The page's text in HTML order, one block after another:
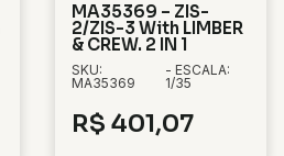
MA35369 – ZIS-
2/ZIS-3 With LIMBER
& CREW. 2 IN 1
SKU:
MA35369
- ESCALA:
1/35
R$ 401,07